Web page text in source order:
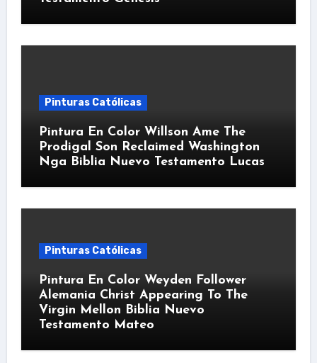
Pinturas Católicas
Pintura En Color Willson Ame The
Prodigal Son Reclaimed Washington
Nga Biblia Nuevo Testamento Lucas
Pinturas Católicas
Pintura En Color Weyden Follower
Alemania Christ Appearing To The
Virgin Mellon Biblia Nuevo
Testamento Mateo